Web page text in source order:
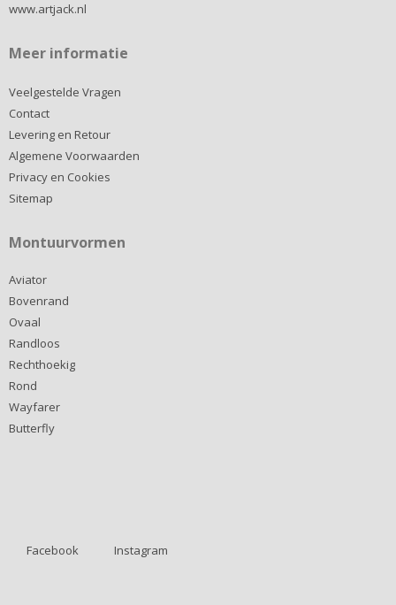
www.artjack.nl
Meer informatie
Veelgestelde Vragen
Contact
Levering en Retour
Algemene Voorwaarden
Privacy en Cookies
Sitemap
Montuurvormen
Aviator
Bovenrand
Ovaal
Randloos
Rechthoekig
Rond
Wayfarer
Butterfly
Facebook Instagram